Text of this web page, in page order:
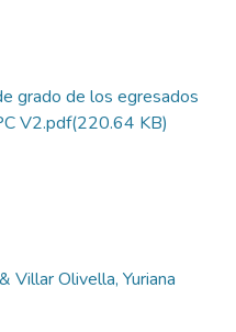
grado de los egresados
V2.pdf(220.64 KB)
Villar Olivella, Yuriana